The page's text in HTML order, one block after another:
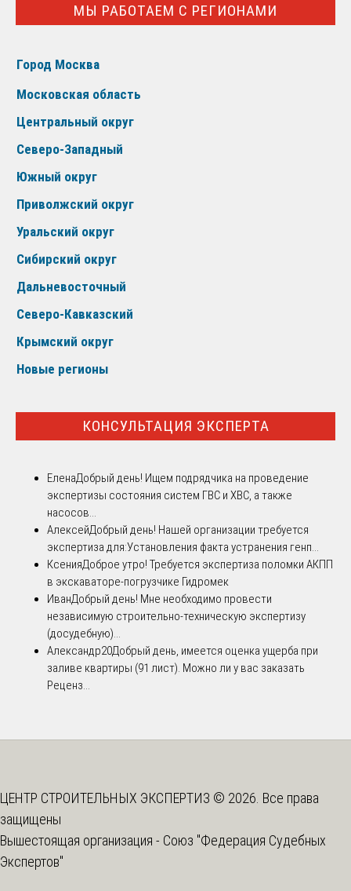
МЫ РАБОТАЕМ С РЕГИОНАМИ
Город Москва
Московская область
Центральный округ
Северо-Западный
Южный округ
Приволжский округ
Уральский округ
Сибирский округ
Дальневосточный
Северо-Кавказский
Крымский округ
Новые регионы
КОНСУЛЬТАЦИЯ ЭКСПЕРТА
ЕленаДобрый день! Ищем подрядчика на проведение
экспертизы состояния систем ГВС и ХВС, а также
насосов...
АлексейДобрый день! Нашей организации требуется
экспертиза для:Установления факта устранения генп...
КсенияДоброе утро! Требуется экспертиза поломки АКПП
в экскаваторе-погрузчике Гидромек
ИванДобрый день! Мне необходимо провести
независимую строительно-техническую экспертизу
(досудебную)...
Александр20Добрый день, имеется оценка ущерба при
заливе квартиры (91 лист). Можно ли у вас заказать
Реценз...
ЦЕНТР СТРОИТЕЛЬНЫХ ЭКСПЕРТИЗ © 2026. Все права
защищены
Вышестоящая организация - Союз "Федерация Судебных
Экспертов"